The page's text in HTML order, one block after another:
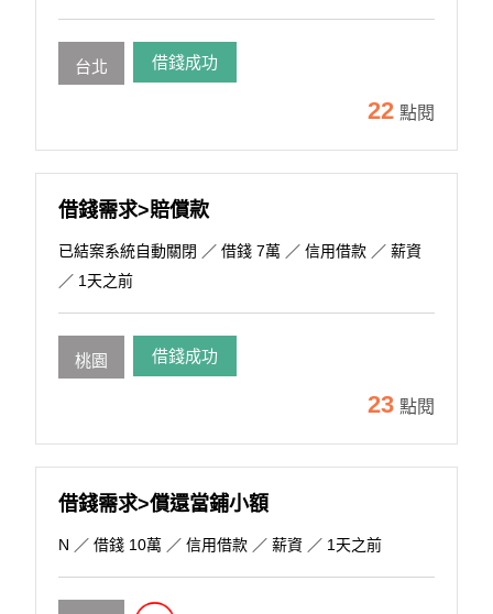
台北 借錢成功
22 點閱
借錢需求>賠償款
已結案系統自動關閉 ／ 借錢 7萬 ／ 信用借款 ／ 薪資
／ 1天之前
桃園 借錢成功
23 點閱
借錢需求>償還當鋪小額
N ／ 借錢 10萬 ／ 信用借款 ／ 薪資 ／ 1天之前